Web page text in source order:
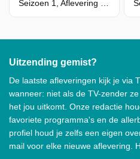
Uitzending gemist?
De laatste afleveringen kijk je via
wanneer: niet als de TV-zender
het jou uitkomt. Onze redactie
favoriete programma's en de
profiel houd je zelfs een eigen
mail voor elke nieuwe aflevering.